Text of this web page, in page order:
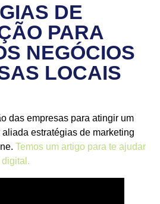
DE
PARA
NEGÓCIOS
LOCAIS
das empresas para atingir um
estratégias de marketing
Temos um artigo para te ajudar